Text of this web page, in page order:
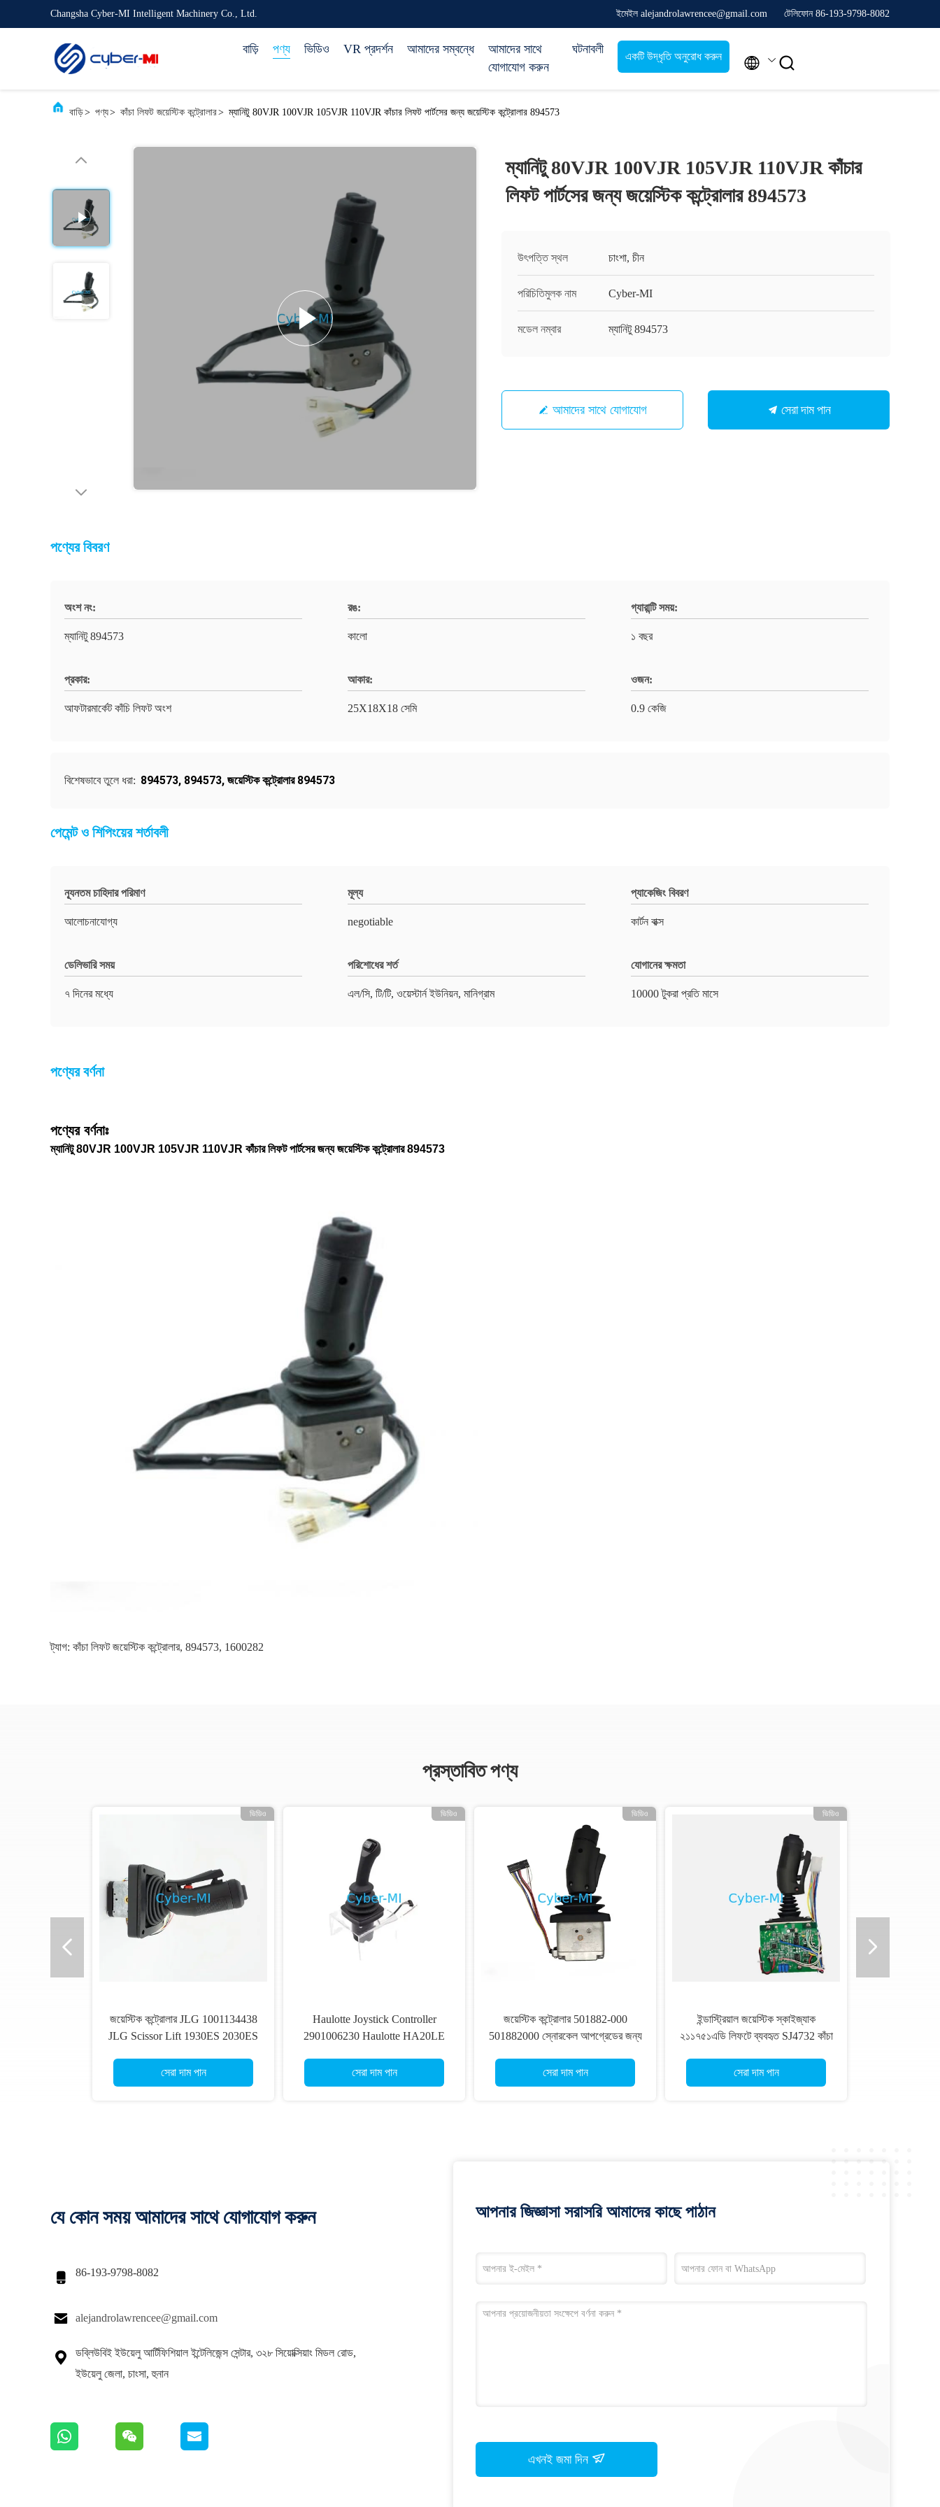
Changsha Cyber-MI Intelligent Machinery Co., Ltd. ইমেইল alejandrolawrencee@gmail.com টেলিফোন 86-193-9798-8082
বাড়ি পণ্য ভিডিও VR প্রদর্শন আমাদের সম্বন্ধে
আমাদের সাথে
যোগাযোগ করুন
ঘটনাবলী
একটি উদ্ধৃতি অনুরোধ করুন  
বাড়ি> পণ্য> কাঁচা লিফট জয়েস্টিক কন্ট্রোলার> ম্যানিটু 80VJR 100VJR 105VJR 110VJR কাঁচার লিফট পার্টসের জন্য জয়েস্টিক কন্ট্রোলার 894573
ম্যানিটু 80VJR 100VJR 105VJR 110VJR কাঁচার
লিফট পার্টসের জন্য জয়েস্টিক কন্ট্রোলার 894573
উৎপত্তি স্থল চাংশা, চীন
পরিচিতিমুলক নাম Cyber-MI
মডেল নম্বার ম্যানিটু 894573
আমাদের সাথে যোগাযোগ সেরা দাম পান
পণ্যের বিবরণ
অংশ নং:
ম্যানিটু 894573
রঙ:
কালো
গ্যারান্টি সময়:
১ বছর
প্রকার:
আফটারমার্কেট কাঁচি লিফট অংশ
আকার:
25X18X18 সেমি
ওজন:
0.9 কেজি
বিশেষভাবে তুলে ধরা: 894573, 894573, জয়েস্টিক কন্ট্রোলার 894573
পেমেন্ট ও শিপিংয়ের শর্তাবলী
ন্যূনতম চাহিদার পরিমাণ
আলোচনাযোগ্য
মূল্য
negotiable
প্যাকেজিং বিবরণ
কার্টন বাক্স
ডেলিভারি সময়
৭ দিনের মধ্যে
পরিশোধের শর্ত
এল/সি, টি/টি, ওয়েস্টার্ন ইউনিয়ন, মানিগ্রাম
যোগানের ক্ষমতা
10000 টুকরা প্রতি মাসে
পণ্যের বর্ণনা
পণ্যের বর্ণনাঃ
ম্যানিটু 80VJR 100VJR 105VJR 110VJR কাঁচার লিফট পার্টসের জন্য জয়েস্টিক কন্ট্রোলার 894573
ট্যাগ: কাঁচা লিফট জয়েস্টিক কন্ট্রোলার, 894573, 1600282
প্রস্তাবিত পণ্য
ভিডিও
জয়েস্টিক কন্ট্রোলার JLG 1001134438
JLG Scissor Lift 1930ES 2030ES
সেরা দাম পান
ভিডিও
Haulotte Joystick Controller
2901006230 Haulotte HA20LE
HA26RTJ Scissor Lift Parts এর
জন্য
সেরা দাম পান
ভিডিও
জয়েস্টিক কন্ট্রোলার 501882-000
501882000 স্নোরকেল আপগ্রেডের জন্য
সেরা দাম পান
ভিডিও
ইন্ডাস্ট্রিয়াল জয়েস্টিক স্কাইজ্যাক
২১১৭৫১এডি লিফটে ব্যবহৃত SJ4732 কাঁচা
সেরা দাম পান
যে কোন সময় আমাদের সাথে যোগাযোগ করুন
 86-193-9798-8082
 alejandrolawrencee@gmail.com

ডব্লিউবিই ইউয়েলু আর্টিফিশিয়াল ইন্টেলিজেন্স সেন্টার, ৩২৮ সিয়োক্সিয়াং মিডল রোড,
ইউয়েলু জেলা, চাংসা, হুনান
আপনার জিজ্ঞাসা সরাসরি আমাদের কাছে পাঠান
এখনই জমা দিন